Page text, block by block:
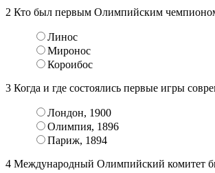
2 Кто был первым Олимпийским
Линос
Миронос
Короибос
3 Когда и где состоялись первые игры
Лондон, 1900
Олимпия, 1896
Париж, 1894
4 Международный Олимпийский комитет